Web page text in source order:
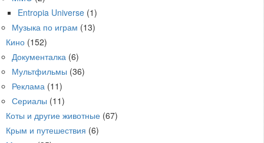
Entropia Universe (1)
Музыка по играм (13)
Кино (152)
Документалка (6)
Мультфильмы (36)
Реклама (11)
Сериалы (11)
Коты и другие животные (67)
Крым и путешествия (6)